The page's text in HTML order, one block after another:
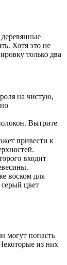
Хотя это не
только два
на чистую,
Вытрите
привести к
входит
воском для
серый цвет
могут попасть
из них